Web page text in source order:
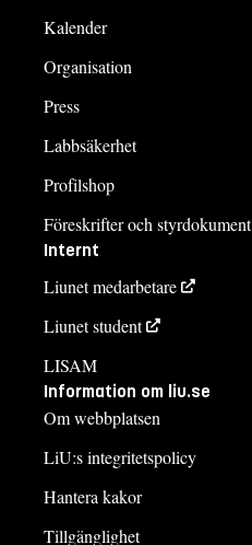
Kalender
Organisation
Press
Labbsäkerhet
Profilshop
Föreskrifter och styrdokument
Internt
Liunet medarbetare
Liunet student
LISAM
Information om liu.se
Om webbplatsen
LiU:s integritetspolicy
Hantera kakor
Tillgänglighet